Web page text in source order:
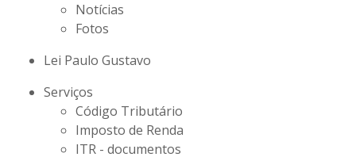
Notícias
Fotos
Lei Paulo Gustavo
Serviços
Código Tributário
Imposto de Renda
ITR - documentos